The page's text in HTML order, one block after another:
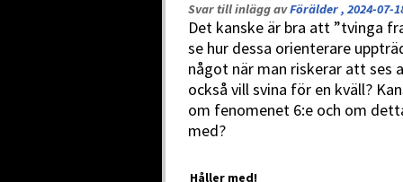
Svar till inlägg avFörälder , 2024-07-
Det kanske är bra att ”tvinga
se hur dessa orienterare
något när man riskerar att ses
också vill svina för en kväll?
om fenomenet 6:e och om
med?
Håller med!